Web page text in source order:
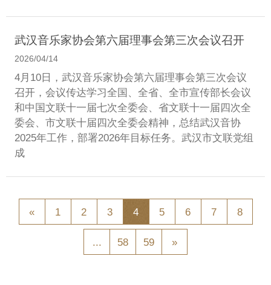
武汉音乐家协会第六届理事会第三次会议召开
2026/04/14
4月10日，武汉音乐家协会第六届理事会第三次会议
召开，会议传达学习全国、全省、全市宣传部长会议
和中国文联十一届七次全委会、省文联十一届四次全
委会、市文联十届四次全委会精神，总结武汉音协
2025年工作，部署2026年目标任务。武汉市文联党组
成
« 1 2 3 4 5 6 7 8
... 58 59 »